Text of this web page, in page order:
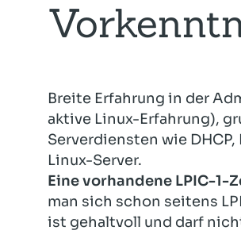
Breite Erfahrung in der
aktive Linux-Erfahrung),
Serverdiensten wie
Linux-Server.
Eine vorhandene LPIC-
man sich schon seitens
ist gehaltvoll und darf